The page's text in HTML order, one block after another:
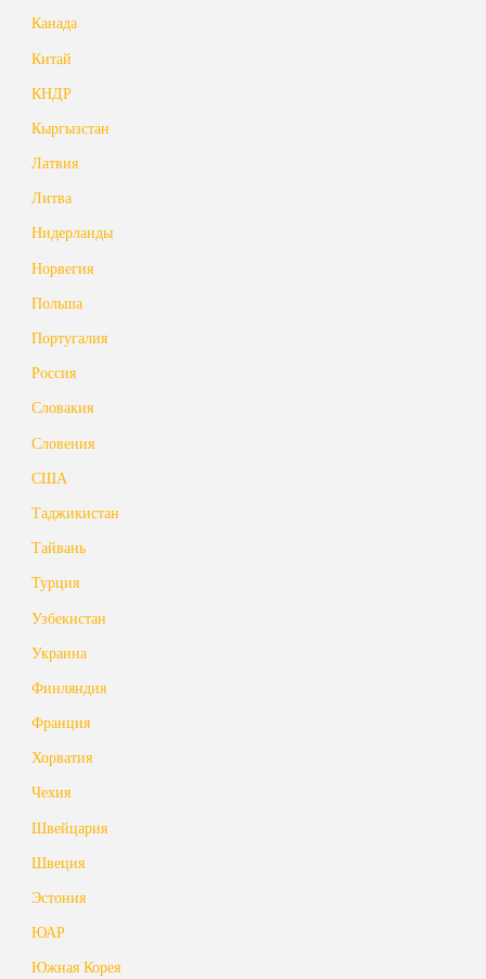
Канада
Китай
КНДР
Кыргызстан
Латвия
Литва
Нидерланды
Норвегия
Польша
Португалия
Россия
Словакия
Словения
США
Таджикистан
Тайвань
Турция
Узбекистан
Украина
Финляндия
Франция
Хорватия
Чехия
Швейцария
Швеция
Эстония
ЮАР
Южная Корея